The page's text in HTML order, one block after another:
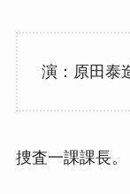
演：原田泰
捜査一課課長。